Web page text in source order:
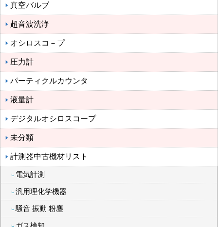
真空バルブ
超音波洗浄
オシロスコ－プ
圧力計
パーティクルカウンタ
液量計
デジタルオシロスコープ
未分類
計測器中古機材リスト
電気計測
汎用理化学機器
騒音 振動 粉塵
ガス検知